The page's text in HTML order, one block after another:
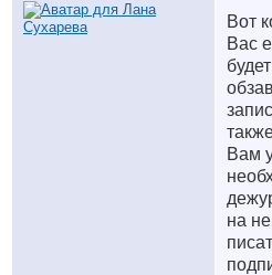
Вот
Вас
Вам
на